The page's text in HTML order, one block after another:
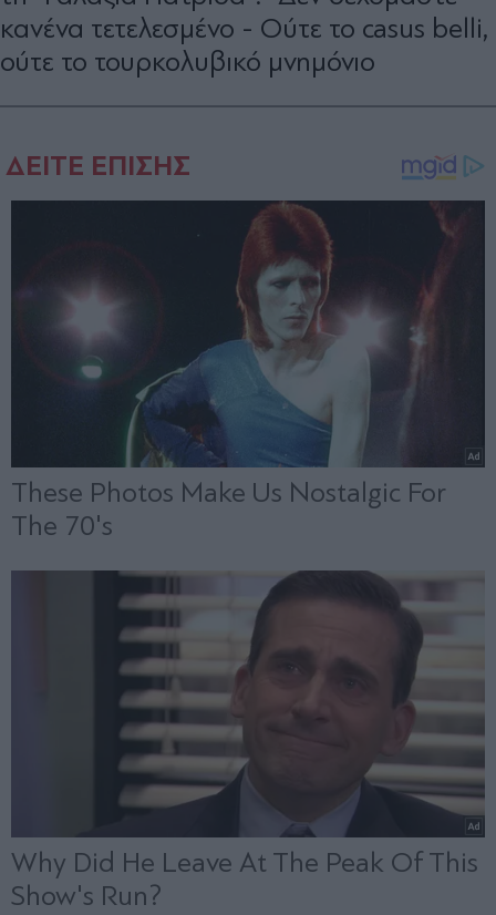
κανένα τετελεσμένο - Ούτε το casus belli,
ούτε το τουρκολυβικό μνημόνιο